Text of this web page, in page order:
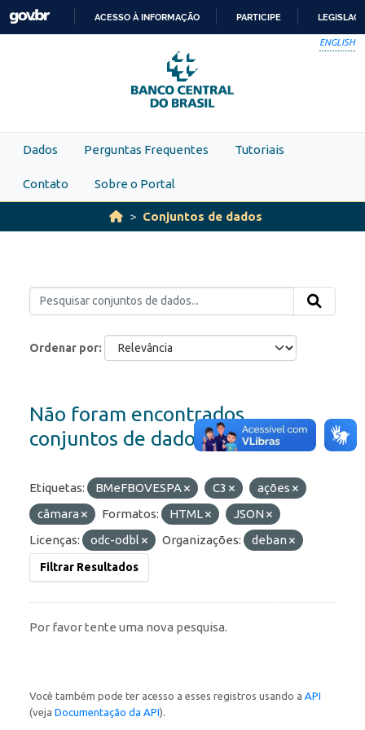
Skip to main content
PARA
O
CONTEÚDO
ACESSO À INFORMAÇÃO PARTICIPE
ENGLISH
Dados Perguntas Frequentes Tutoriais
Contato Sobre o Portal
Conjuntos de dados
Ordenar por
Não foram encontrados
conjuntos de dados
Etiquetas: BMeFBOVESPA C3
ações
câmara
Formatos: HTML
JSON
Licenças:
odc-odbl Organizações: deban
Filtrar Resultados
Por favor tente uma nova pesquisa.
Você também pode ter acesso a esses registros usando a API
(veja Documentação da API).